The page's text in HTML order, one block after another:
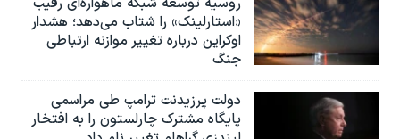
«استارلینک» را شتاب می‌دهد؛ هشدار
اوکراین درباره تغییر موازنه ارتباطی
جنگ
دولت پرزیدنت ترامپ طی مراسمی
پایگاه مشترک چارلستون را به افتخار